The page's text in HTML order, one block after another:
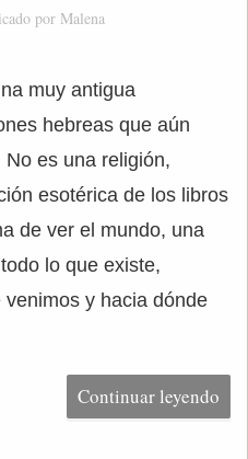
por Malena
muy antigua
hebreas que aún
es una religión,
esotérica de los libros
de ver el mundo, una
lo que existe,
y hacia dónde
Continuar leyendo